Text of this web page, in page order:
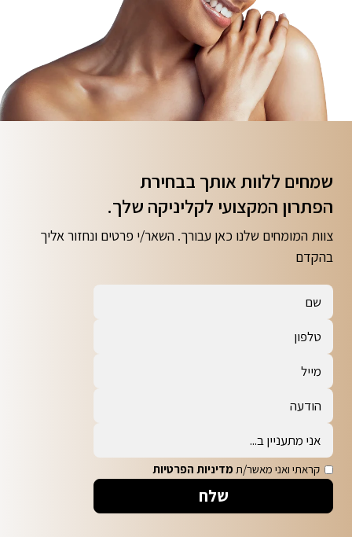
שמחים ללוות אותך בבחירת
הפתרון המקצועי לקליניקה שלך.
צוות המומחים שלנו כאן עבורך. השאר/י פרטים ונחזור אליך
בהקדם
קראתי ואני מאשר/ת מדיניות הפרטיות